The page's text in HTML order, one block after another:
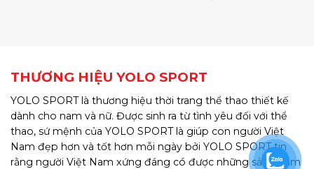
THƯƠNG HIỆU YOLO SPORT
YOLO SPORT là thương hiệu thời trang thể thao thiết kế
dành cho nam và nữ. Được sinh ra từ tình yêu đối với thể
thao, sứ mệnh của YOLO SPORT là giúp con người Việt
Nam đẹp hơn và tốt hơn mỗi ngày bởi YOLO SPORT tin
rằng người Việt Nam xứng đáng có được những sản phẩm